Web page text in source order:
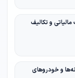
و تکالیف
و خودروهای